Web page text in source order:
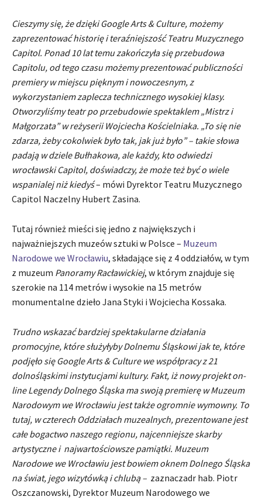
Cieszymy się, że dzięki Google Arts & Culture, możemy
zaprezentować historię i teraźniejszość Teatru Muzycznego
Capitol. Ponad 10 lat temu zakończyła się przebudowa
Capitolu, od tego czasu możemy prezentować publiczności
premiery w miejscu pięknym i nowoczesnym, z
wykorzystaniem zaplecza technicznego wysokiej klasy.
Otworzyliśmy teatr po przebudowie spektaklem „Mistrz i
Małgorzata” w reżyserii Wojciecha Kościelniaka. „To się nie
zdarza, żeby cokolwiek było tak, jak już było” – takie słowa
padają w dziele Bułhakowa, ale każdy, kto odwiedzi
wrocławski Capitol, doświadczy, że może też być o wiele
wspanialej niż kiedyś– mówi Dyrektor Teatru Muzycznego
Capitol Naczelny Hubert Zasina.
Tutaj również mieści się jedno z największych i
najważniejszych muzeów sztuki w Polsce – Muzeum
Narodowe we Wrocławiu, składające się z 4 oddziałów, w tym
z muzeum Panoramy Racławickiej, w którym znajduje się
szerokie na 114 metrów i wysokie na 15 metrów
monumentalne dzieło Jana Styki i Wojciecha Kossaka.
Trudno wskazać bardziej spektakularne działania
promocyjne, które służyłyby Dolnemu Śląskowi jak te, które
podjęło się Google Arts & Culture we współpracy z 21
dolnośląskimi instytucjami kultury. Fakt, iż nowy projekt on-
line Legendy Dolnego Śląska ma swoją premierę w Muzeum
Narodowym we Wrocławiu jest także ogromnie wymowny. To
tutaj, w czterech Oddziałach muzealnych, prezentowane jest
całe bogactwo naszego regionu, najcenniejsze skarby
artystyczne i najwartościowsze pamiątki. Muzeum
Narodowe we Wrocławiu jest bowiem oknem Dolnego Śląska
na świat, jego wizytówką i chlubą – zaznaczadr hab. Piotr
Oszczanowski, Dyrektor Muzeum Narodowego we